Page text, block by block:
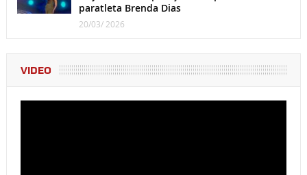
paratleta Brenda Dias
20/03/ 2026
VIDEO